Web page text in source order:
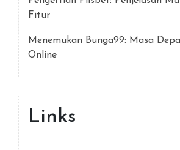
Fitur
Menemukan Bunga99: Masa
Online
Links